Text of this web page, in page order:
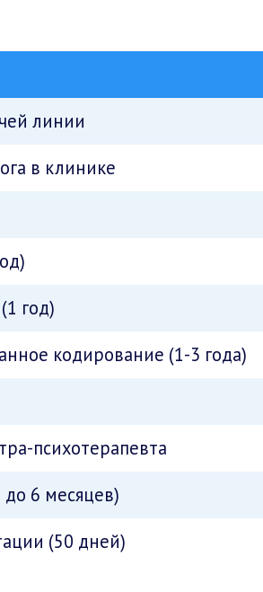
линии
в клинике
год)
кодирование (1-3 года)
психотерапевта
6 месяцев)
(50 дней)